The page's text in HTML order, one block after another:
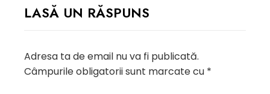
LASĂ UN RĂSPUNS
Adresa ta de email nu va fi publicată.
Câmpurile obligatorii sunt marcate cu *